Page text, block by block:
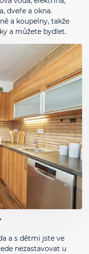
dveře a okna.
a koupelny, takže
a můžete bydlet.
a s dětmi jste ve
nezastavovat u